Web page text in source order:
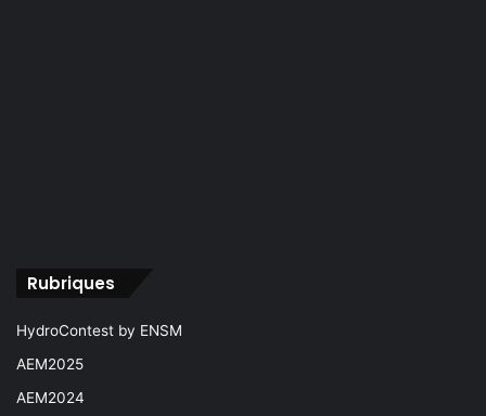
Rubriques
HydroContest by ENSM
AEM2025
AEM2024